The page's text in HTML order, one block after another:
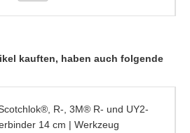
kauften, haben auch folgende